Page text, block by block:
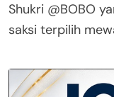
Shukri @BOBO
saksi terpilih